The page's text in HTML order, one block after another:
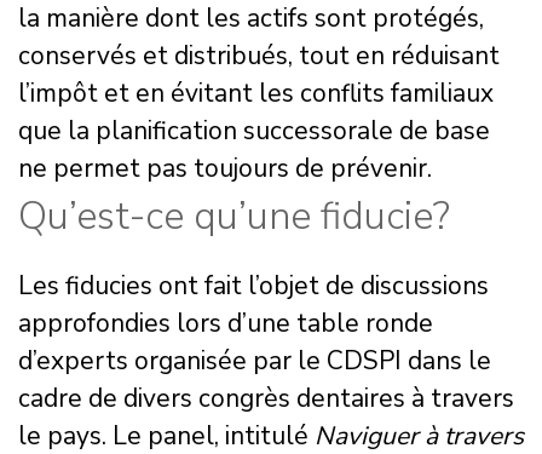
la manière dont les actifs sont protégés,
conservés et distribués, tout en réduisant
l’impôt et en évitant les conflits familiaux
que la planification successorale de base
ne permet pas toujours de prévenir.
Qu’est-ce qu’une fiducie?
Les fiducies ont fait l’objet de discussions
approfondies lors d’une table ronde
d’experts organisée par le CDSPI dans le
cadre de divers congrès dentaires à travers
le pays. Le panel, intitulé Naviguer à travers